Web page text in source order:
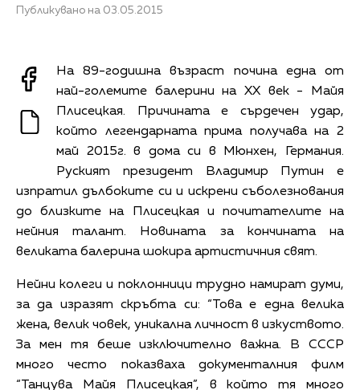
Публикувано на 03.05.2015
На 89-годишна възраст почина една от
най-големите балерини на ХХ век - Майя
Плисецкая. Причината е сърдечен удар,
който легендарната прима получава на 2
май 2015г. в дома си в Мюнхен, Германия.
Руският президент Владимир Путин е
изпратил дълбоките си и искрени съболезнования
до близките на Плисецкая и почитателите на
нейния талант. Новината за кончината на
великата балерина шокира артистичния свят.
Нейни колеги и поклонници трудно намират думи,
за да изразят скръбта си: “Това е една велика
жена, велик човек, уникална личност в изкуството.
За мен тя беше изключително важна. В СССР
много често показваха документалния филм
“Танцува Майя Плисецкая”, в който тя много